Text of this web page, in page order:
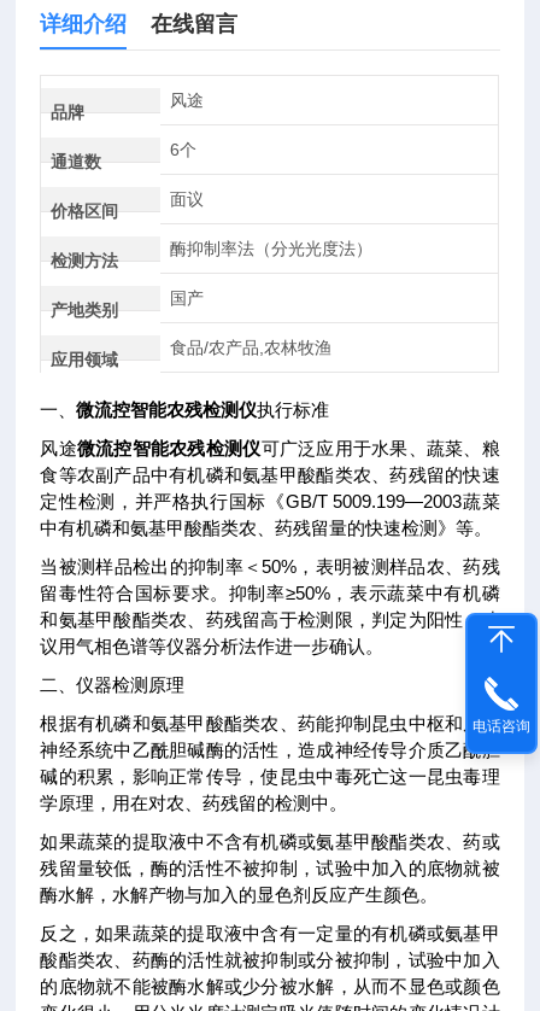
详细介绍 在线留言
品牌
风途
通道数
6个
价格区间
面议
检测方法
酶抑制率法（分光光度法）
产地类别
国产
应用领域
食品/农产品,农林牧渔
一、微流控智能农残检测仪执行标准
风途微流控智能农残检测仪可广泛应用于水果、蔬菜、粮
食等农副产品中有机磷和氨基甲酸酯类农、药残留的快速
定性检测，并严格执行国标《GB/T 5009.199—2003蔬菜
中有机磷和氨基甲酸酯类农、药残留量的快速检测》等。
当被测样品检出的抑制率＜50%，表明被测样品农、药残
留毒性符合国标要求。抑制率≥50%，表示蔬菜中有机磷
和氨基甲酸酯类农、药残留高于检测限，判定为阳性，建
议用气相色谱等仪器分析法作进一步确认。
二、仪器检测原理
根据有机磷和氨基甲酸酯类农、药能抑制昆虫中枢和周围
神经系统中乙酰胆碱酶的活性，造成神经传导介质乙酰胆
碱的积累，影响正常传导，使昆虫中毒死亡这一昆虫毒理
学原理，用在对农、药残留的检测中。
如果蔬菜的提取液中不含有机磷或氨基甲酸酯类农、药或
残留量较低，酶的活性不被抑制，试验中加入的底物就被
酶水解，水解产物与加入的显色剂反应产生颜色。
反之，如果蔬菜的提取液中含有一定量的有机磷或氨基甲
酸酯类农、药酶的活性就被抑制或分被抑制，试验中加入
的底物就不能被酶水解或少分被水解，从而不显色或颜色
电话咨询